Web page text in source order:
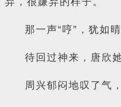
那一声“哼”，犹如
待回过神来，唐欣
周兴郁闷地叹了气